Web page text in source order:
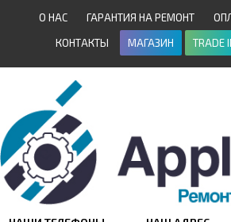
О НАС ГАРАНТИЯ НА РЕМОНТ
КОНТАКТЫ
МАГАЗИН TRADE